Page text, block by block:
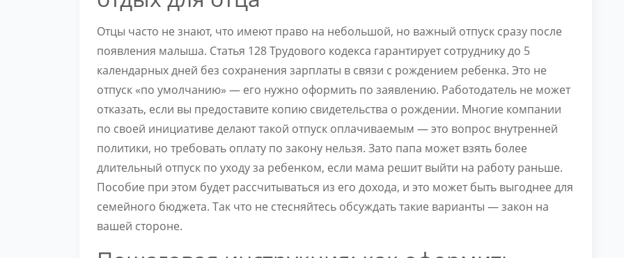
Отцы часто не знают, что имеют право на небольшой, но важный отпуск сразу после
появления малыша. Статья 128 Трудового кодекса гарантирует сотруднику до 5
календарных дней без сохранения зарплаты в связи с рождением ребенка. Это не
отпуск «по умолчанию» — его нужно оформить по заявлению. Работодатель не может
отказать, если вы предоставите копию свидетельства о рождении. Многие компании
по своей инициативе делают такой отпуск оплачиваемым — это вопрос внутренней
политики, но требовать оплату по закону нельзя. Зато папа может взять более
длительный отпуск по уходу за ребенком, если мама решит выйти на работу раньше.
Пособие при этом будет рассчитываться из его дохода, и это может быть выгоднее для
семейного бюджета. Так что не стесняйтесь обсуждать такие варианты — закон на
вашей стороне.